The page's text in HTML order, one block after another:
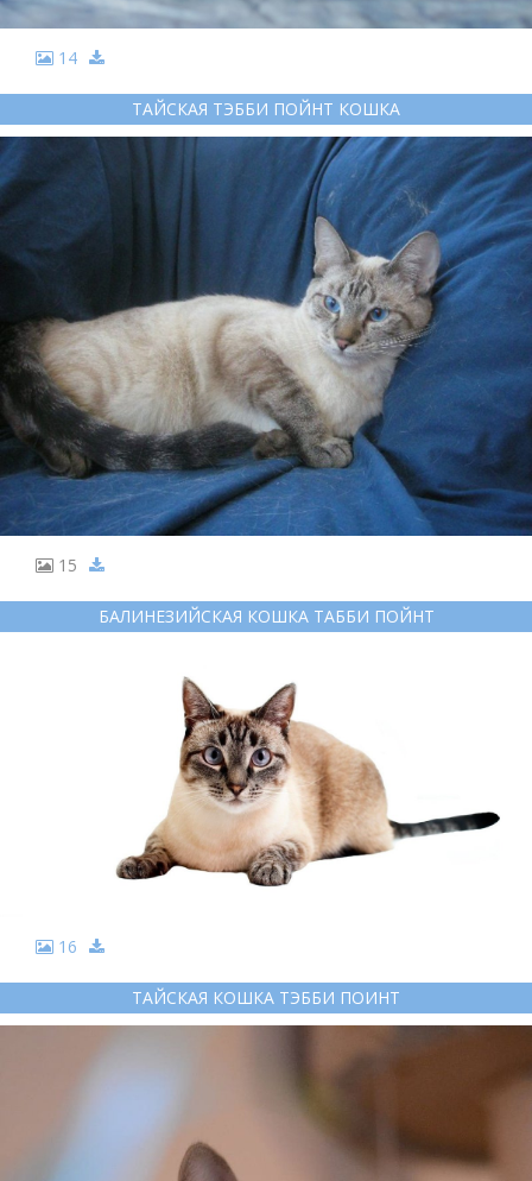
14
ТАЙСКАЯ ТЭББИ ПОЙНТ КОШКА
15
БАЛИНЕЗИЙСКАЯ КОШКА ТАББИ ПОЙНТ
16
ТАЙСКАЯ КОШКА ТЭББИ ПОИНТ